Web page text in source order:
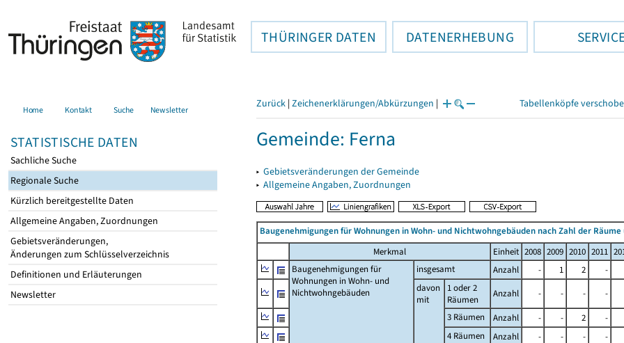
THÜRINGER DATEN DATENERHEBUNG
Home Kontakt Suche Newsletter
STATISTISCHE DATEN
Sachliche Suche
Regionale Suche
Kürzlich bereitgestellte Daten
Allgemeine Angaben, Zuordnungen
Gebietsveränderungen,
Änderungen zum Schlüsselverzeichnis
Definitionen und Erläuterungen
Newsletter
Zurück | Zeichenerklärungen/Abkürzungen | Tabellenköpfe
Gemeinde: Ferna
▸ Gebietsveränderungen der Gemeinde
▸ Allgemeine Angaben, Zuordnungen
Baugenehmigungen für Wohnungen in Wohn- und Nichtwohngebäuden nach Zahl der Räume
Merkmal
Einheit 2008 2009 2010 2011
Baugenehmigungen für
Wohnungen in Wohn- und
Nichtwohngebäuden
insgesamt Anzahl - 1 2 -
davon
mit
1 oder 2
Räumen
Anzahl - - - -
3 Räumen
Anzahl - - 2 -
4 Räumen
Anzahl - - - -